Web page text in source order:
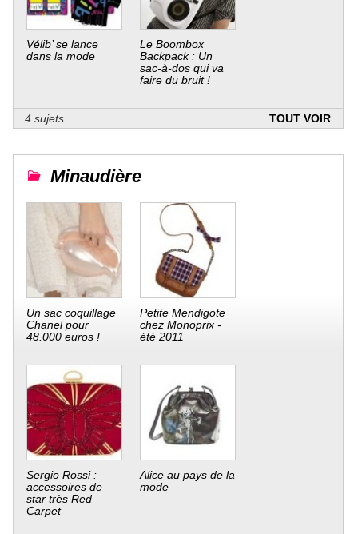
Vélib’ se lance
dans la mode
Le Boombox
Backpack : Un
sac-à-dos qui va
faire du bruit !
4 sujets TOUT VOIR
Minaudière
Un sac coquillage
Chanel pour
48.000 euros !
Petite Mendigote
chez Monoprix -
été 2011
Sergio Rossi :
accessoires de
star très Red
Carpet
Alice au pays de la
mode